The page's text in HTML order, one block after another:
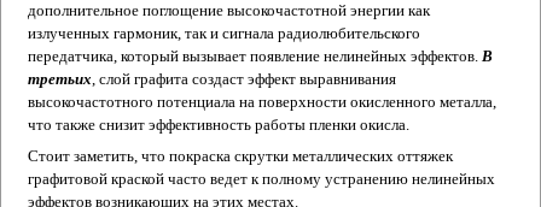
дополнительное поглощение высокочастотной энергии как
излученных гармоник, так и сигнала радиолюбительского
передатчика, который вызывает появление нелинейных эффектов. В
третьих , слой графита создаст эффект выравнивания
высокочастотного потенциала на поверхности окисленного металла,
что также снизит эффективность работы пленки окисла.
Стоит заметить, что покраска скрутки металлических оттяжек
графитовой краской часто ведет к полному устранению нелинейных
эффектов возникающих на этих местах.